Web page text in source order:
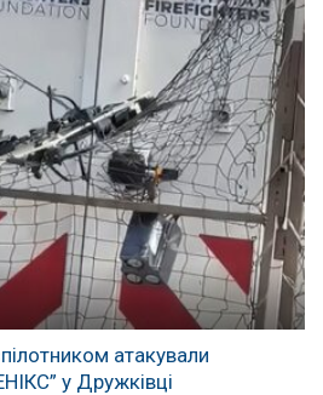
атакували
у Дружківці